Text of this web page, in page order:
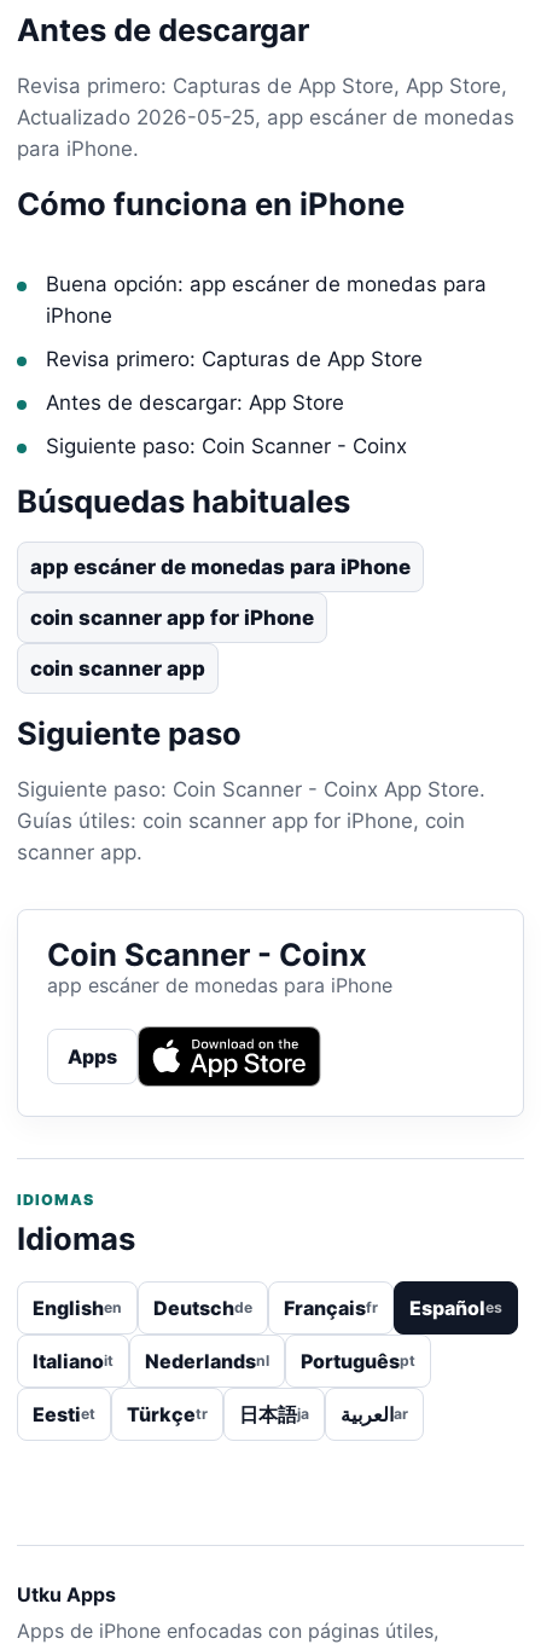
Antes de descargar
Revisa primero: Capturas de App Store, App Store,
Actualizado 2026-05-25, app escáner de monedas
para iPhone.
Cómo funciona en iPhone
Buena opción: app escáner de monedas para
iPhone
Revisa primero: Capturas de App Store
Antes de descargar: App Store
Siguiente paso: Coin Scanner - Coinx
Búsquedas habituales
app escáner de monedas para iPhone
coin scanner app for iPhone
coin scanner app
Siguiente paso
Siguiente paso: Coin Scanner - Coinx App Store.
Guías útiles: coin scanner app for iPhone, coin
scanner app.
Coin Scanner - Coinx
app escáner de monedas para iPhone
Apps
IDIOMAS
Idiomas
Englishen Deutschde Françaisfr Españoles
Italianoit Nederlandsnl Portuguêspt
Eestiet Türkçetr 日本語ja العربيةar
Utku Apps
Apps de iPhone enfocadas con páginas útiles,